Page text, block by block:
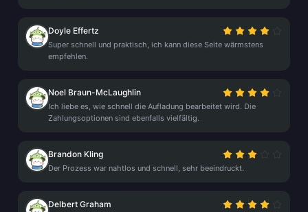
Doyle Effertz
Super schnell und praktisch, ich kann diese Seite wärmstens
empfehlen.
Noel Braun-McLaughlin
Ich liebe es, wie schnell die Aufladung bearbeitet wird. Die
Zahlungsoptionen sind ebenfalls vielfältig.
Brandon Kling
Der Prozess war nahtlos und schnell, sehr beeindruckt.
Delbert Graham